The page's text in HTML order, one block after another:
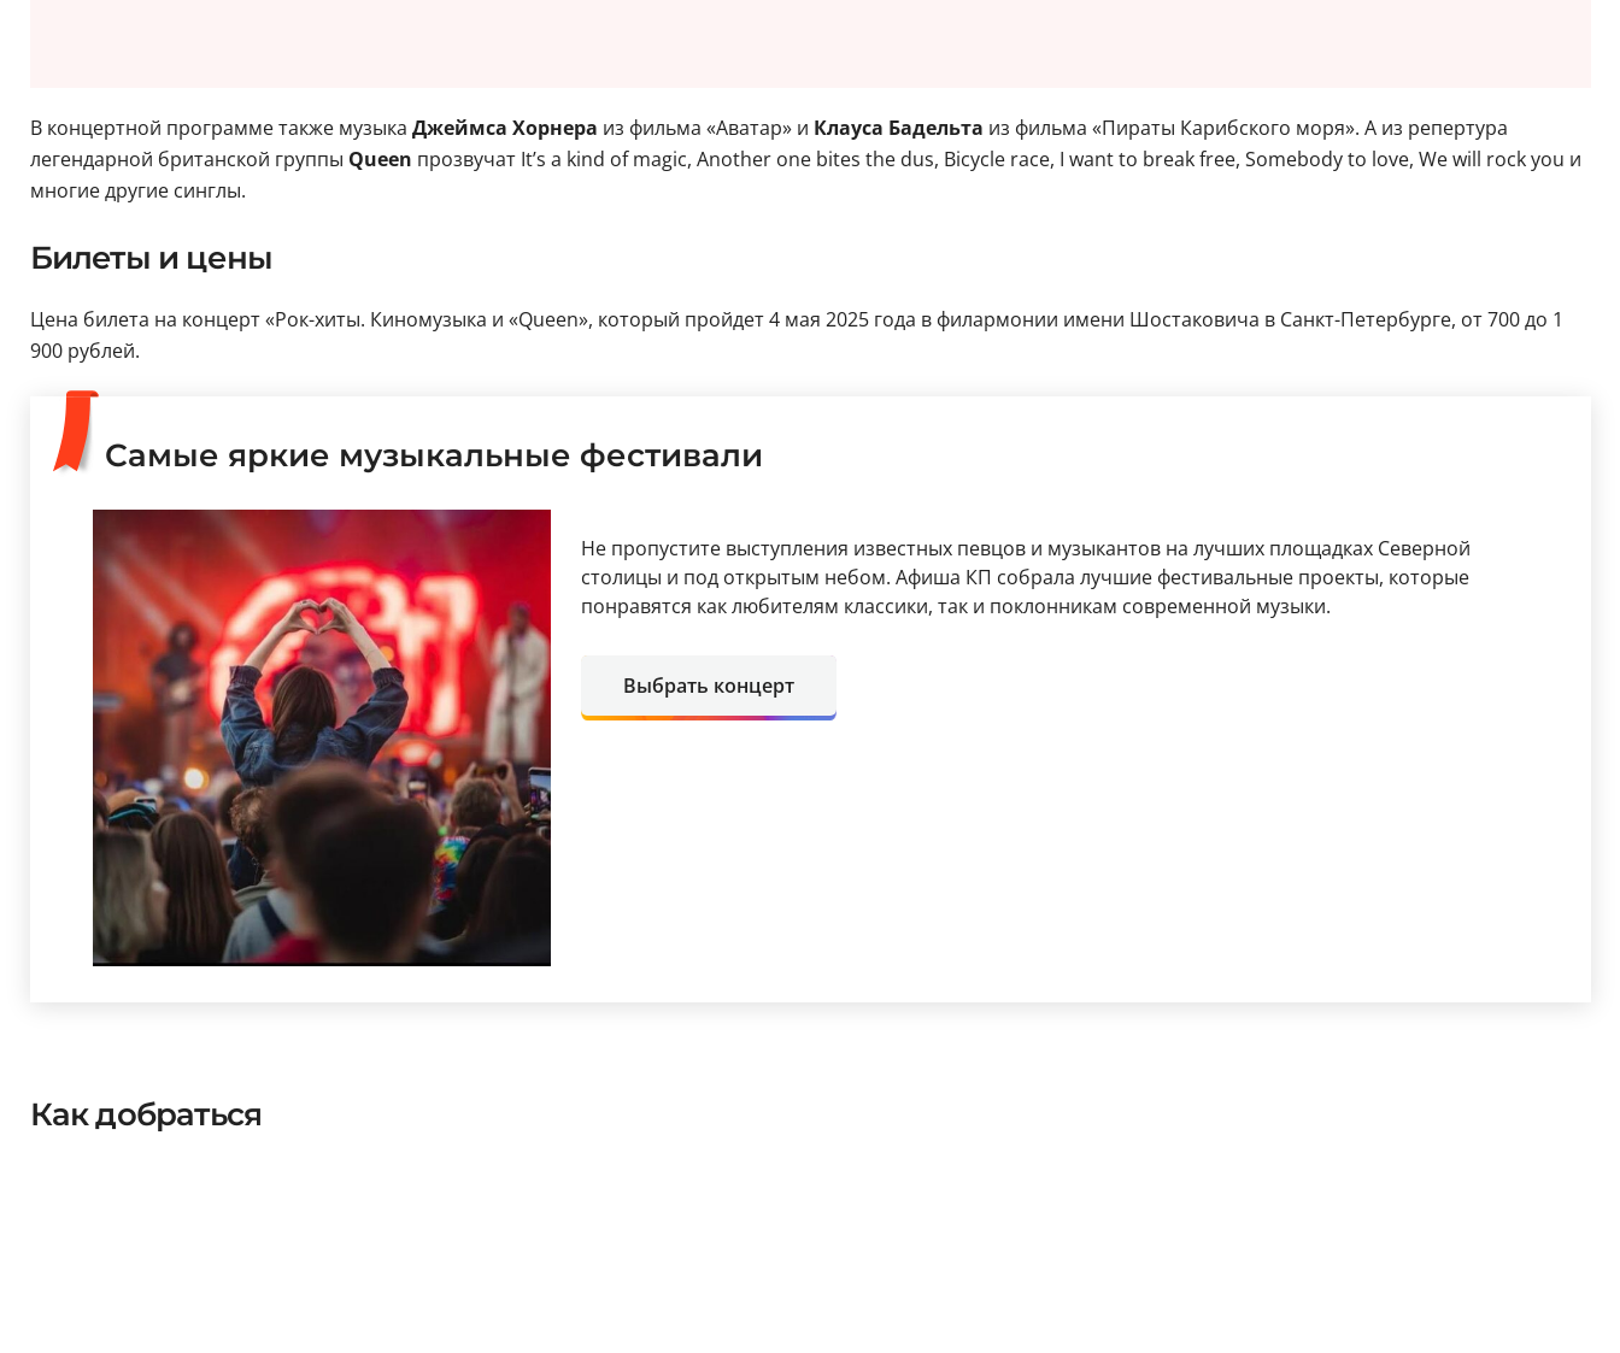
В концертной программе также музыка Джеймса Хорнера из фильма «Аватар» и Клауса Бадельта из фильма «Пираты Карибского моря». А из репертура
легендарной британской группы Queen прозвучат It’s a kind of magic, Another one bites the dus, Bicycle race, I want to break free, Somebody to love, We will rock you и
многие другие синглы.
Билеты и цены
Цена билета на концерт «Рок-хиты. Киномузыка и «Queen», который пройдет 4 мая 2025 года в филармонии имени Шостаковича в Санкт-Петербурге, от 700 до 1
900 рублей.
Самые яркие музыкальные фестивали
Не пропустите выступления известных певцов и музыкантов на лучших площадках Северной
столицы и под открытым небом. Афиша КП собрала лучшие фестивальные проекты, которые
понравятся как любителям классики, так и поклонникам современной музыки.
Выбрать концерт
Как добраться